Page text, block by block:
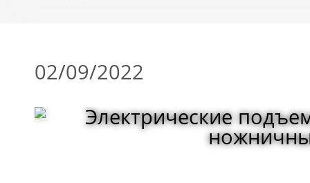
02/09/2022